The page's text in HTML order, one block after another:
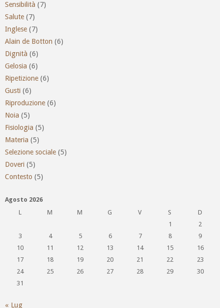
Sensibilità (7)
Salute (7)
Inglese (7)
Alain de Botton (6)
Dignità (6)
Gelosia (6)
Ripetizione (6)
Gusti (6)
Riproduzione (6)
Noia (5)
Fisiologia (5)
Materia (5)
Selezione sociale (5)
Doveri (5)
Contesto (5)
Agosto 2026
L
M M G V S
D
1
2
3
4 5 6 7 8
9
10
11 12 13 14 15
16
17
18 19 20 21 22
23
24
25 26 27 28 29
30
31
« Lug